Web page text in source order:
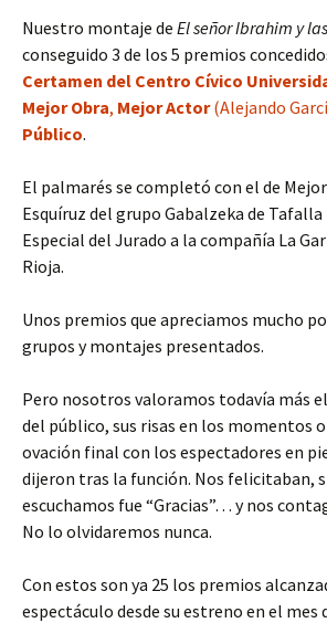
Nuestro montaje de El señor Ibrahim y
conseguido 3 de los 5 premios
Certamen del Centro Cívico
Mejor Obra, Mejor Actor(Alejando
Público.
El palmarés se completó con el de
Esquíruz del grupo Gabalzeka de Tafalla
Especial del Jurado a la compañía La
Rioja.
Unos premios que apreciamos mucho
grupos y montajes presentados.
Pero nosotros valoramos todavía más
del público, sus risas en los momentos
ovación final con los espectadores en
dijeron tras la función. Nos felicitaban,
escuchamos fue “Gracias”… y nos
No lo olvidaremos nunca.
Con estos son ya 25 los premios
espectáculo desde su estreno en el mes